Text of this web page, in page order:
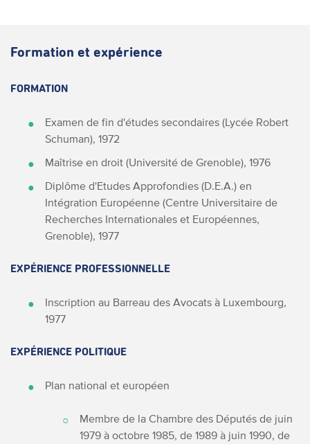
Formation et expérience
FORMATION
Examen de fin d'études secondaires (Lycée Robert
Schuman), 1972
Maîtrise en droit (Université de Grenoble), 1976
Diplôme d'Etudes Approfondies (D.E.A.) en
Intégration Européenne (Centre Universitaire de
Recherches Internationales et Européennes,
Grenoble), 1977
EXPÉRIENCE PROFESSIONNELLE
Inscription au Barreau des Avocats à Luxembourg,
1977
EXPÉRIENCE POLITIQUE
Plan national et européen
Membre de la Chambre des Députés de juin
1979 à octobre 1985, de 1989 à juin 1990, de